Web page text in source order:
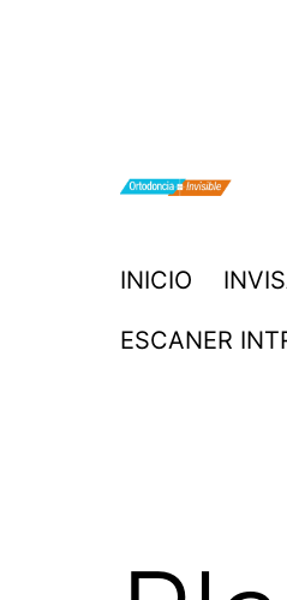
ORTODONCIA
INVISALIGN
INICIO
ESCANER